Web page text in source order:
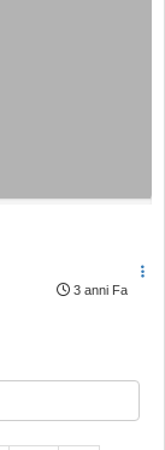
3 anni Fa